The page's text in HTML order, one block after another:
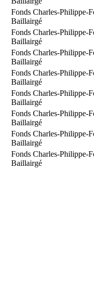
Fonds Charles-Philippe-
Baillairgé
Fonds Charles-Philippe-
Baillairgé
Fonds Charles-Philippe-
Baillairgé
Fonds Charles-Philippe-
Baillairgé
Fonds Charles-Philippe-
Baillairgé
Fonds Charles-Philippe-
Baillairgé
Fonds Charles-Philippe-
Baillairgé
Fonds Charles-Philippe-
Baillairgé